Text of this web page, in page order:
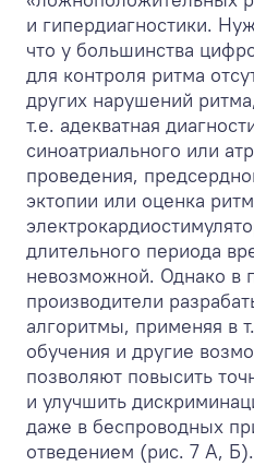
и гипердиагностики.
что у большинства
для контроля ритма
других нарушений
т.е. адекватная
синоатриального или
проведения,
эктопии или оценка
длительного периода
невозможной. Однако в
производители
алгоритмы, применяя в
обучения и другие
позволяют повысить
и улучшить
даже в беспроводных
отведением (рис. 7 А, Б).